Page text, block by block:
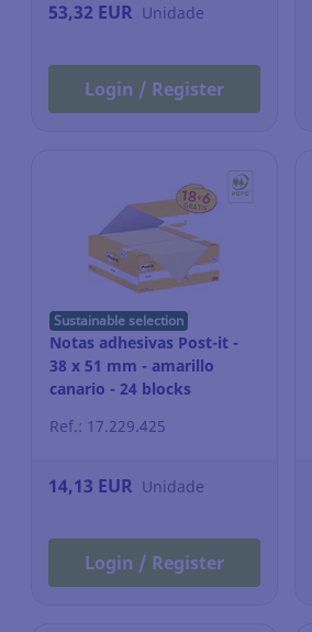
53,32 EUR Unidade
Login / Register
Sustainable selection
Notas adhesivas Post-it -
38 x 51 mm - amarillo
canario - 24 blocks
Ref.: 17.229.425
14,13 EUR Unidade
Login / Register